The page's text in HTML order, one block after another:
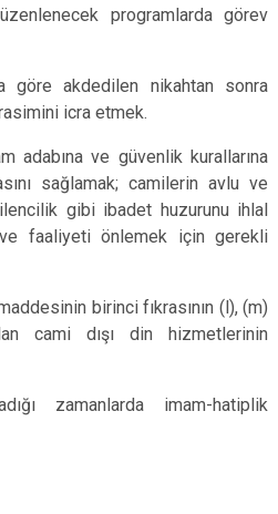
programlarda görev
göre akdedilen nikahtan sonra
icra etmek.
adabına ve güvenlik kurallarına
sağlamak; camilerin avlu ve
gibi ibadet huzurunu ihlal
faaliyeti önlemek için gerekli
birinci fıkrasının (l), (m)
cami dışı din hizmetlerinin
zamanlarda imam-hatiplik